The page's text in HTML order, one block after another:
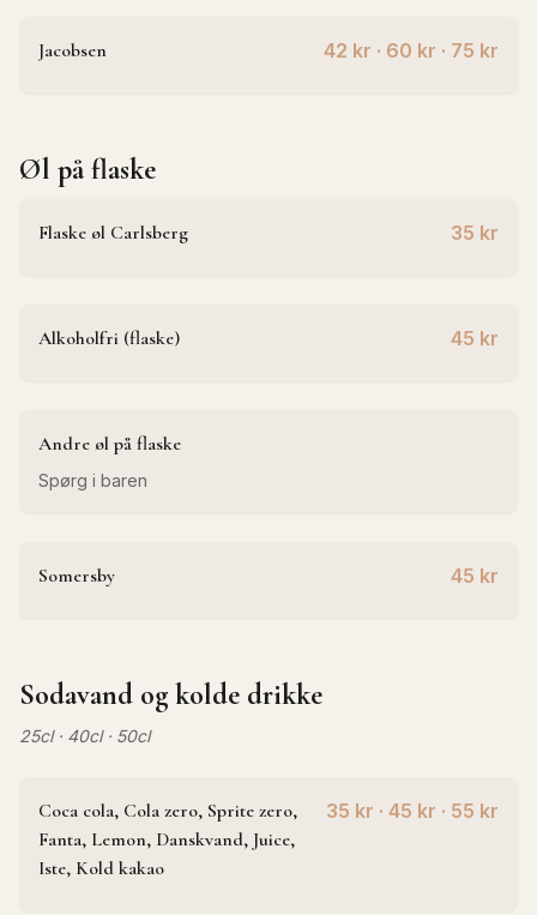
Jacobsen 42 kr · 60 kr · 75 kr
Øl på flaske
Flaske øl Carlsberg 35 kr
Alkoholfri (flaske) 45 kr
Andre øl på flaske
Spørg i baren
Somersby 45 kr
Sodavand og kolde drikke
25cl · 40cl · 50cl
Coca cola, Cola zero, Sprite zero,
Fanta, Lemon, Danskvand, Juice,
Iste, Kold kakao
35 kr · 45 kr · 55 kr